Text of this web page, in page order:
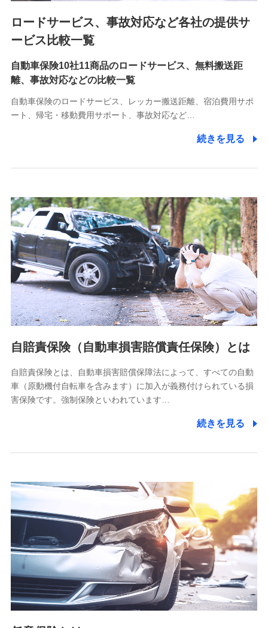
9.お問い合わせ情報
各種お問い合わせに対応するため
10.受託業務の 個人情報
受託業務の遂行およびこれらに準ずる業務の遂行のため
11.マイカー通勤管理クラウド並びに法人向けASPサー
をお送りするため
分析するため
当社の対応品質向上やお問い合わせ内容の正確な把握のため
個人情報保護管理者の職名、連絡先
株式会社ドコモ・インシュアランス 営業部長
〒103-0013 東京都中央区日本橋人形町2-14-10 アーバン
ネット日本橋ビル 3F
株式会社ドコモ・インシュアランス
個人情報の第三者提供について
除き、第三者に提供いたしません。
業務の委託
当社は利用目的の達成に必要な範囲内において個人情報の取
【共同して利用される利用データの項目】
当社又は株式会社NTTドコモがサービス提供等を通じて取得
した、以下の情報などの個人データ
基本情報
氏名、電話番号、メールアドレス、お客さまの識別子、
属性、連絡先、dポイントサービスのご利用に関する情
報。例として、dポイントカード番号、性別、年齢、家族
構成、住所、dポイント残高、dポイント利用履歴などが
含まれます。
ロードサービス、事故対応など各社の提供サ
ービス比較一覧
自動車保険10社11商品のロードサービス、無料搬送距
離、事故対応などの比較一覧
自動車保険のロードサービス、レッカー搬送距離、宿泊費用サポ
ート、帰宅・移動費用サポート、事故対応など…
続きを見る
自賠責保険（自動車損害賠償責任保険）とは
自賠責保険とは、自動車損害賠償保障法によって、すべての自動
車（原動機付自転車を含みます）に加入が義務付けられている損
害保険です。強制保険といわれています…
続きを見る